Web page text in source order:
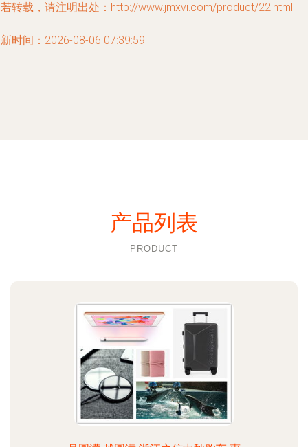
转载，请注明出处：http://www.jmxvi.com/product/22.html
时间：2026-08-06 07:39:59
产品列表
PRODUCT